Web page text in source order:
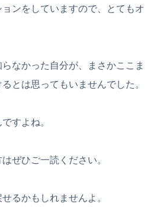
ンをしていますので、とてもオ
なかった自分が、まさかここま
とは思ってもいませんでした。
すよね。
ぜひご一読ください。
るかもしれませんよ。